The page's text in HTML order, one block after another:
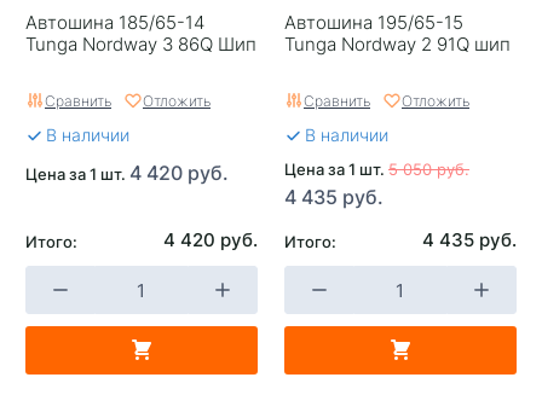
Автошина 185/65-14
Tunga Nordway 3 86Q Шип
Сравнить Отложить
В наличии
Цена за 1 шт. 4 420 руб.
Итого: 4 420 руб.
Автошина 195/65-15
Tunga Nordway 2 91Q шип
Сравнить Отложить
В наличии
Цена за 1 шт. 5 050 руб.
4 435 руб.
Итого: 4 435 руб.